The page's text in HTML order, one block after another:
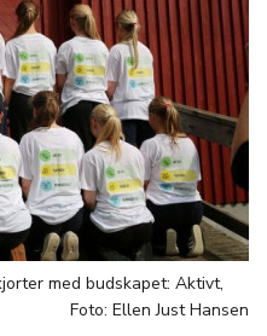
med budskapet: Aktivt,
Foto: Ellen Just Hansen